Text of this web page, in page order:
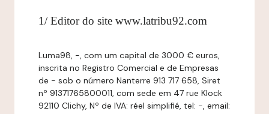
1/ Editor do site www.latribu92.com
Luma98, -, com um capital de 3000 € euros,
inscrita no Registro Comercial e de Empresas
de - sob o número Nanterre 913 717 658, Siret
nº 91371765800011, com sede em 47 rue Klock
92110 Clichy, Nº de IVA: réel simplifié, tel: -, email: